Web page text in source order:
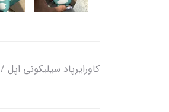
کاورایرپاد سیلیکونی اپل / apple airpods cover